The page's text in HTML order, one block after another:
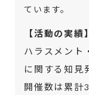
ています。
【活動の実績】
ハラスメント
に関する知見
開催数は累